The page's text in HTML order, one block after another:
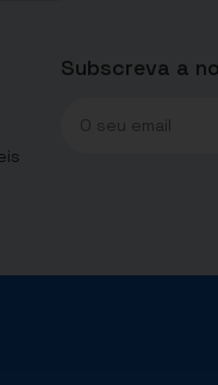
Subscreva a